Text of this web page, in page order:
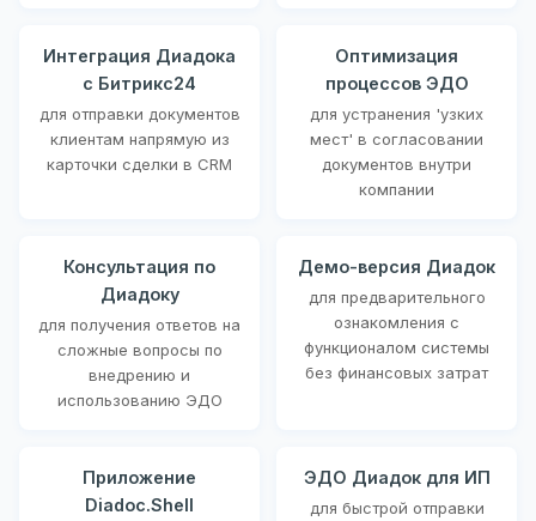
Интеграция Диадока
с Битрикс24
для отправки документов
клиентам напрямую из
карточки сделки в CRM
Оптимизация
процессов ЭДО
для устранения 'узких
мест' в согласовании
документов внутри
компании
Консультация по
Диадоку
для получения ответов на
сложные вопросы по
внедрению и
использованию ЭДО
Демо-версия Диадок
для предварительного
ознакомления с
функционалом системы
без финансовых затрат
Приложение
Diadoc.Shell
ЭДО Диадок для ИП
для быстрой отправки